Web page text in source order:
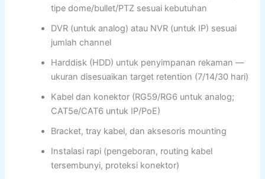
tipe dome/bullet/PTZ sesuai kebutuhan
DVR (untuk analog) atau NVR (untuk IP) sesuai
jumlah channel
Harddisk (HDD) untuk penyimpanan rekaman —
ukuran disesuaikan target retention (7/14/30 hari)
Kabel dan konektor (RG59/RG6 untuk analog;
CAT5e/CAT6 untuk IP/PoE)
Bracket, tray kabel, dan aksesoris mounting
Instalasi rapi (pengeboran, routing kabel
tersembunyi, proteksi konektor)